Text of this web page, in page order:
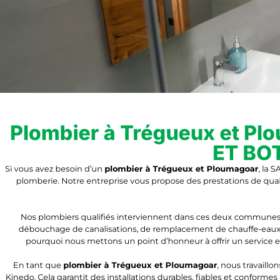
Plombier à Trégueux et
ET
Si vous avez besoin d’un plombier à Trégueux et Ploumagoar, la
plomberie. Notre entreprise vous propose des prestations de
Nos plombiers qualifiés interviennent dans ces deux
débouchage de canalisations, de remplacement de chauffe-
pourquoi nous mettons un point d’honneur à offrir un service
En tant que plombierà Trégueux et Ploumagoar, nous
Kinedo. Cela garantit des installations durables, fiables et